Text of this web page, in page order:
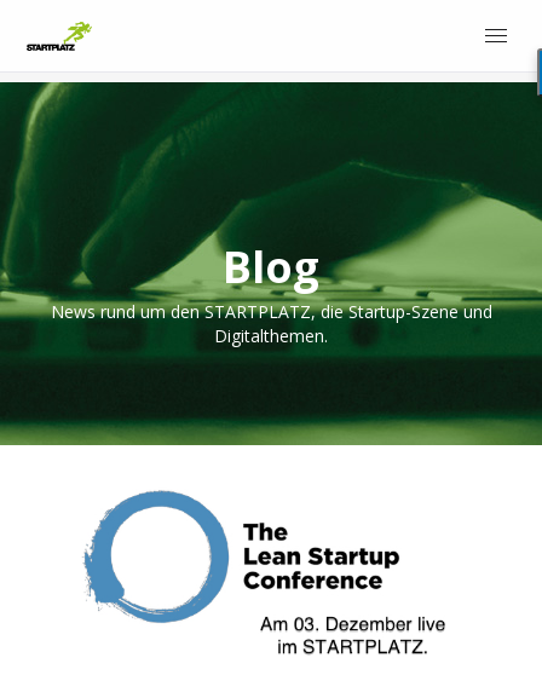
Blog
News rund um den STARTPLATZ, die Startup-Szene und
Digitalthemen.